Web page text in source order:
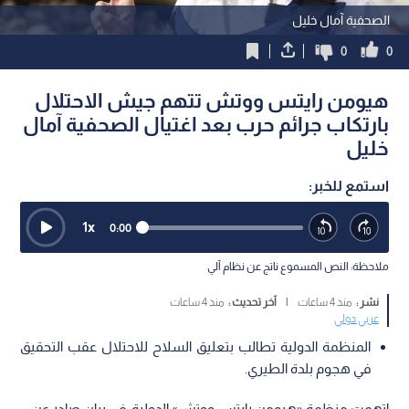
الصحفية آمال خليل
0
0
هيومن رايتس ووتش تتهم جيش الاحتلال
بارتكاب جرائم حرب بعد اغتيال الصحفية آمال
خليل
استمع للخبر:
0:00
1x
ملاحظة: النص المسموع ناتج عن نظام آلي
نشر : منذ 4 ساعات آخر تحديث : منذ 4 ساعات
عربي دولي
المنظمة الدولية تطالب بتعليق السلاح للاحتلال عقب التحقيق
في هجوم بلدة الطيري.